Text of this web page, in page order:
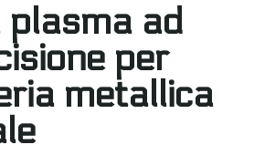
plasma ad
per
metallica